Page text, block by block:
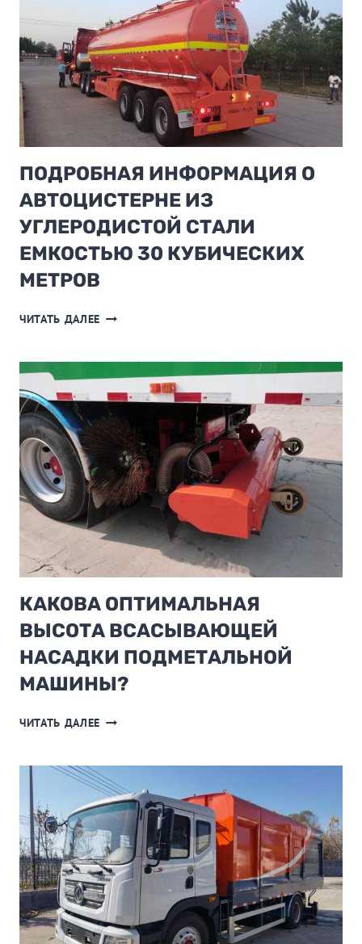
УГЛЕРОДИСТОЙ
СТАЛИ
ПРИ
ПЕРЕВОЗКЕ
ПИЩЕВОГО
МАСЛА?
ПОДРОБНАЯ ИНФОРМАЦИЯ О
АВТОЦИСТЕРНЕ ИЗ
УГЛЕРОДИСТОЙ СТАЛИ
ЕМКОСТЬЮ 30 КУБИЧЕСКИХ
МЕТРОВ
ЧИТАТЬ ДАЛЕЕ ПОДРОБНАЯ
АВТОЦИСТЕРНЕ
ИЗ
УГЛЕРОДИСТОЙ
СТАЛИ
ЕМКОСТЬЮ
КУБИЧЕСКИХ
МЕТРОВ
КАКОВА ОПТИМАЛЬНАЯ
ВЫСОТА ВСАСЫВАЮЩЕЙ
НАСАДКИ ПОДМЕТАЛЬНОЙ
МАШИНЫ?
ЧИТАТЬ ДАЛЕЕ КАКОВА
ВСАСЫВАЮЩЕЙ
НАСАДКИ
ПОДМЕТАЛЬНОЙ
МАШИНЫ?